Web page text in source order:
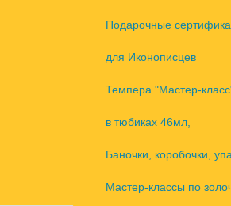
Подарочные
для Иконописцев
Темпера "Мастер-
в тюбиках 46мл,
Баночки, коробочки,
Мастер-классы по